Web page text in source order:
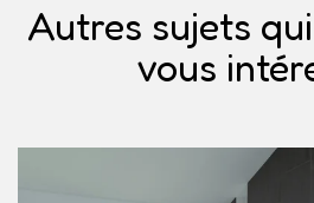
Autres sujets
vous